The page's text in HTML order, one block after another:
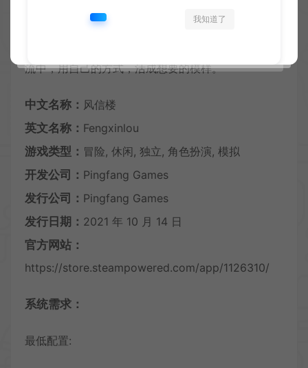
照见乱世中的人性、抉择与无奈。在这里，没有绝对
流中，用自己的方式，活成想要的模样。
中文名称： 风信楼
英文名称： Fengxinlou
游戏类型： 冒险, 休闲, 独立, 角色扮演, 模拟
开发公司： Pingfang Games
发行公司： Pingfang Games
发行日期： 2021 年 10 月 14 日
官方网站：
https://store.steampowered.com/app/1126310/
系统需求：
最低配置:
我知道了